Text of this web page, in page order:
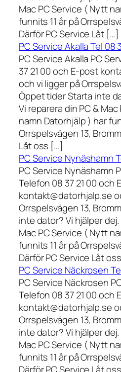
Mac PC Service ( Nytt
funnits 11 år på
Därför PC Service Låt […]
PC Service Akalla Tel 08
PC Service Akalla PC
37 21 00 och E-post
och vi ligger på
Öppet tider Starta inte
Vi reparera din PC &
namn Datorhjälp ) har
Orrspelsvägen 13,
Låt oss […]
PC Service Nynäshamn
PC Service Nynäshamn
Telefon 08 37 21 00 och
kontakt@datorhjalp.se
Orrspelsvägen 13,
inte dator? Vi hjälper
Mac PC Service ( Nytt
funnits 11 år på
Därför PC Service Låt
PC Service Näckrosen
PC Service Näckrosen
Telefon 08 37 21 00 och
kontakt@datorhjalp.se
Orrspelsvägen 13,
inte dator? Vi hjälper
Mac PC Service ( Nytt
funnits 11 år på